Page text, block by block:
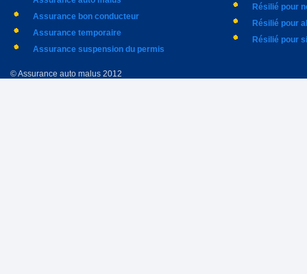
Assurance bon conducteur
Assurance temporaire
Assurance suspension du permis
Résilié pour
Résilié pour
Résilié pour
© Assurance auto malus 2012